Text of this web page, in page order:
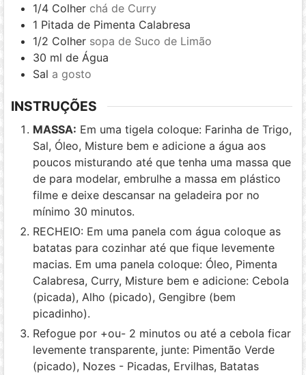
1/4 Colher chá de Curry
1 Pitada de Pimenta Calabresa
1/2 Colher sopa de Suco de Limão
30 ml de Água
Sal a gosto
INSTRUÇÕES
MASSA: Em uma tigela coloque: Farinha de Trigo,
Sal, Óleo, Misture bem e adicione a água aos
poucos misturando até que tenha uma massa que
de para modelar, embrulhe a massa em plástico
filme e deixe descansar na geladeira por no
mínimo 30 minutos.
RECHEIO: Em uma panela com água coloque as
batatas para cozinhar até que fique levemente
macias. Em uma panela coloque: Óleo, Pimenta
Calabresa, Curry, Misture bem e adicione: Cebola
(picada), Alho (picado), Gengibre (bem
picadinho).
Refogue por +ou- 2 minutos ou até a cebola ficar
levemente transparente, junte: Pimentão Verde
(picado), Nozes - Picadas, Ervilhas, Batatas